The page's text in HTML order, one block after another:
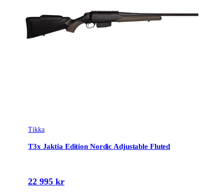
Tikka
T3x Jaktia Edition Nordic Adjustable Fluted
22 995 kr